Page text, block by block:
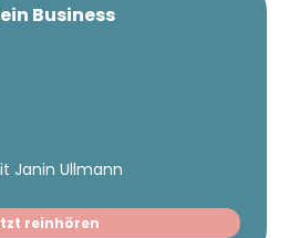
Business
Janin Ullmann
reinhören